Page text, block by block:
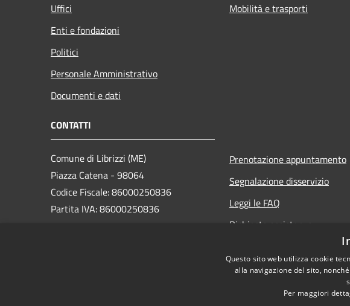
Uffici
Enti e fondazioni
Politici
Personale Amministrativo
Documenti e dati
Mobilità e trasporti
CONTATTI
Comune di Librizzi (ME)
Piazza Catena - 98064
Codice Fiscale: 86000250836
Partita IVA: 86000250836
Prenotazione appuntamento
Segnalazione disservizio
Leggi le FAQ
Richiesta assistenza
Questo sito web utilizza cookie
alla navigazione del sito,
Per maggiori